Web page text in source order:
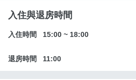
入住與退房時間
入住時間 15:00 ~ 18:00
退房時間 11:00